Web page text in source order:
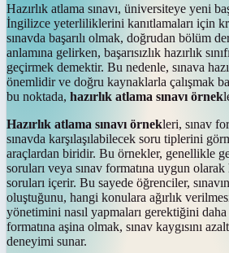
Hazırlık atlama sınavı, üniversiteye yeni
İngilizce yeterliliklerini kanıtlamaları için
sınavda başarılı olmak, doğrudan bölüm
anlamına gelirken, başarısızlık hazırlık
geçirmek demektir. Bu nedenle, sınava
önemlidir ve doğru kaynaklarla çalışmak
bu noktada, hazırlık atlama sınavı örnek
Hazırlık atlama sınavı örnekleri, sınav
sınavda karşılaşılabilecek soru tiplerini
araçlardan biridir. Bu örnekler, genellikle
soruları veya sınav formatına uygun olarak
soruları içerir. Bu sayede öğrenciler,
oluştuğunu, hangi konulara ağırlık
yönetimini nasıl yapmaları gerektiğini
formatına aşina olmak, sınav kaygısını
deneyimi sunar.